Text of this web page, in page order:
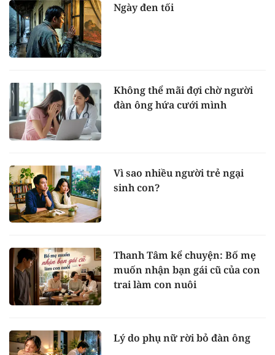
Ngày đen tối
Không thể mãi đợi chờ người
đàn ông hứa cưới mình
Vì sao nhiều người trẻ ngại
sinh con?
Thanh Tâm kể chuyện: Bố mẹ
muốn nhận bạn gái cũ của con
trai làm con nuôi
Lý do phụ nữ rời bỏ đàn ông